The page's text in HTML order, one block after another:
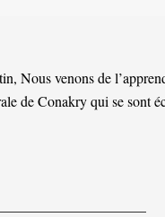
Nous venons de
de Conakry qui se sont